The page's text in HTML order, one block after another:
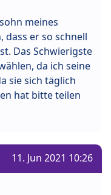
meines
dass er so schnell
Das Schwierigste
da ich seine
sie sich täglich
hat bitte teilen
11. Jun 2021 10:26